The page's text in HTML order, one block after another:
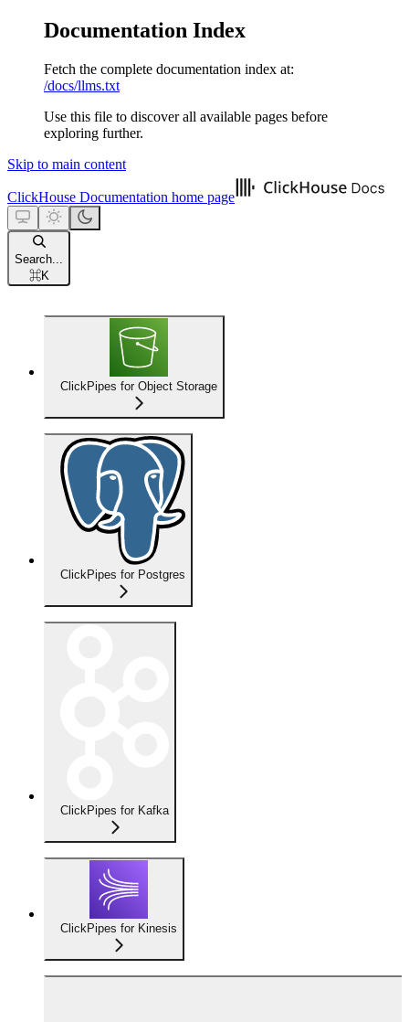
Documentation Index
Fetch the complete documentation index at:
/docs/llms.txt
Use this file to discover all available pages before
exploring further.
Skip to main content
ClickHouse Documentation home page
Search...
⌘K
ClickPipes for Object Storage
ClickPipes for Postgres
ClickPipes for Kafka
ClickPipes for Kinesis